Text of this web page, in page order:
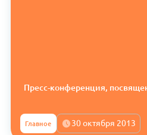
Пресс-конференция,
Главное 30 октября 2013